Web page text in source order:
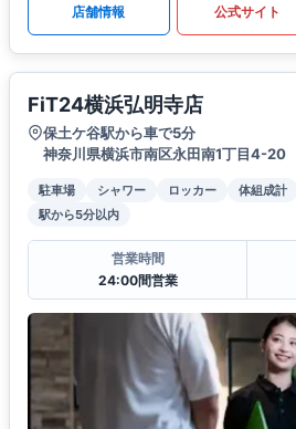
店舗情報 公式サイト
FiT24横浜弘明寺店
保土ケ谷駅から車で5分
神奈川県横浜市南区永田南1丁目4-20
駐車場 シャワー ロッカー 体組成計
駅から5分以内
営業時間
24:00間営業